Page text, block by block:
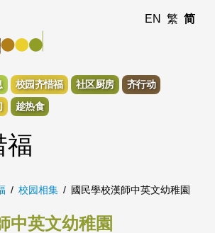
EN 繁 简
校园齐惜福 社区厨房
齐行动
趁热食
福
校园相集 國民學校漢師中英文幼稚園
中英文幼稚園